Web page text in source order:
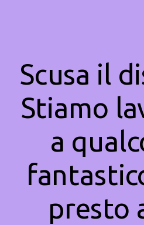
Scusa il
Stiamo
a
presto